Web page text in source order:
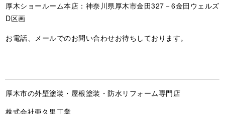
厚木ショールーム本店：神奈川県厚木市金田327－6金田ウェルズ
D区画
お電話、メールでのお問い合わせお待ちしております。
厚木市の外壁塗装・屋根塗装・防水リフォーム専門店
株式会社亜久里工業